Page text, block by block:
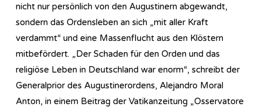
nicht nur persönlich von den Augustinern abgewandt,
sondern das Ordensleben an sich „mit aller Kraft
verdammt“ und eine Massenflucht aus den Klöstern
mitbefördert. „Der Schaden für den Orden und das
religiöse Leben in Deutschland war enorm“, schreibt der
Generalprior des Augustinerordens, Alejandro Moral
Anton, in einem Beitrag der Vatikanzeitung „Osservatore